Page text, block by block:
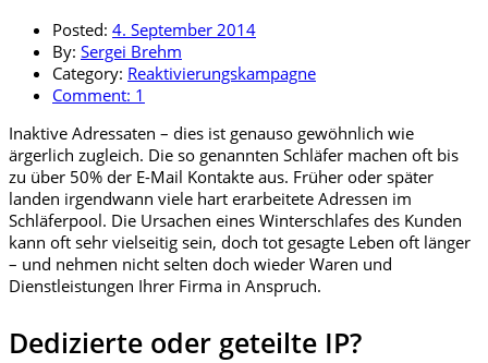
Posted: 4. September 2014
By: Sergei Brehm
Category: Reaktivierungskampagne
Comment: 1
Inaktive Adressaten – dies ist genauso gewöhnlich wie
ärgerlich zugleich. Die so genannten Schläfer machen oft bis
zu über 50% der E-Mail Kontakte aus. Früher oder später
landen irgendwann viele hart erarbeitete Adressen im
Schläferpool. Die Ursachen eines Winterschlafes des Kunden
kann oft sehr vielseitig sein, doch tot gesagte Leben oft länger
– und nehmen nicht selten doch wieder Waren und
Dienstleistungen Ihrer Firma in Anspruch.
Dedizierte oder geteilte IP?